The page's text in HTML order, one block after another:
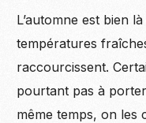
L’automne est bien
températures
raccourcissent.
pourtant pas à
même temps, on les